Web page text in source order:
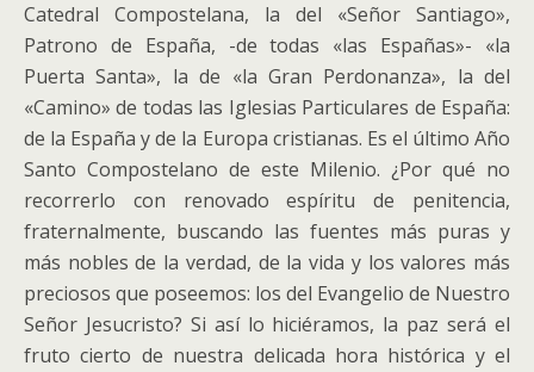
Catedral Compostelana, la del «Señor Santiago»,
Patrono de España, -de todas «las Españas»- «la
Puerta Santa», la de «la Gran Perdonanza», la del
«Camino» de todas las Iglesias Particulares de España:
de la España y de la Europa cristianas. Es el último Año
Santo Compostelano de este Milenio. ¿Por qué no
recorrerlo con renovado espíritu de penitencia,
fraternalmente, buscando las fuentes más puras y
más nobles de la verdad, de la vida y los valores más
preciosos que poseemos: los del Evangelio de Nuestro
Señor Jesucristo? Si así lo hiciéramos, la paz será el
fruto cierto de nuestra delicada hora histórica y el